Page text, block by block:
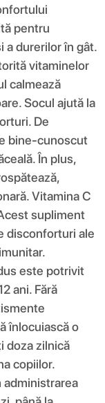
pentru
a durerilor în gât.
vitaminelor
calmează
Socul ajută la
De
bine-cunoscut
În plus,
Vitamina C
supliment
disconforturi ale
este potrivit
ani. Fără
înlocuiască o
doza zilnică
copiilor.
administrarea